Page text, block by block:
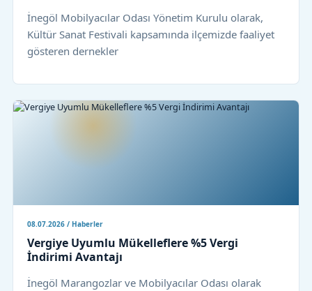
İnegöl Mobilyacılar Odası Yönetim Kurulu olarak,
Kültür Sanat Festivali kapsamında ilçemizde faaliyet
gösteren dernekler
08.07.2026 / Haberler
Vergiye Uyumlu Mükelleflere %5 Vergi
İndirimi Avantajı
İnegöl Marangozlar ve Mobilyacılar Odası olarak